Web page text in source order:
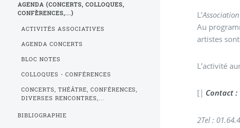
L’
Au
artistes
L’activité
[| Contact :
2Tel :
AGENDA (CONCERTS, COLLOQUES,
CONFÈRENCES,...)
ACTIVITÉS ASSOCIATIVES
AGENDA CONCERTS
BLOC NOTES
COLLOQUES - CONFÉRENCES
CONCERTS, THÉÂTRE, CONFÉRENCES,
DIVERSES RENCONTRES,...
BIBLIOGRAPHIE